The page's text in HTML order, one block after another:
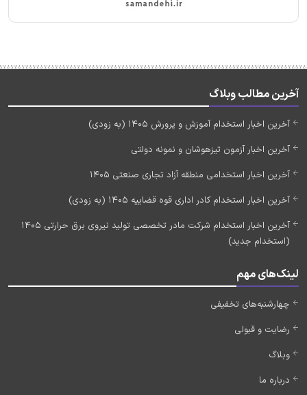
آخرین مطالب وبلاگ
آخرین اخبار استخدام آموزش و پرورش 1405 (به زودی)
آخرین اخبار آزمون تیزهوشان و نمونه دولتی
آخرین اخبار استخدامی منطقه آزاد تجاری صنعتی 1405
آخرین اخبار استخدام کادر اداری قوه قضاییه 1405 (به زودی)
آخرین اخبار استخدام شرکت مادر تخصصی تولید نیروی برق حرارتی 1405
(استخدام جدید)
لینک‌های مهم
چهارشنبه‌های تخفیفی
رضایت و قبولی
وبلاگ
درباره ما